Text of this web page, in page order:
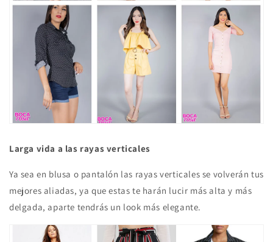
Larga vida a las rayas verticales
Ya sea en blusa o pantalón las rayas verticales se volverán tus
mejores aliadas, ya que estas te harán lucir más alta y más
delgada, aparte tendrás un look más elegante.